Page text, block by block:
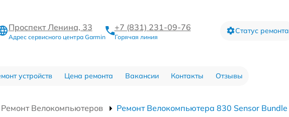
Проспект Ленина, 33
Адрес сервисного центра Garmin
+7 (831) 231-09-76
Горячая линия
Статус ремонта
устройств Цена ремонта Вакансии Контакты Отзывы
Ремонт Велокомпьютеров Ремонт Велокомпьютера 830 Sensor Bundle